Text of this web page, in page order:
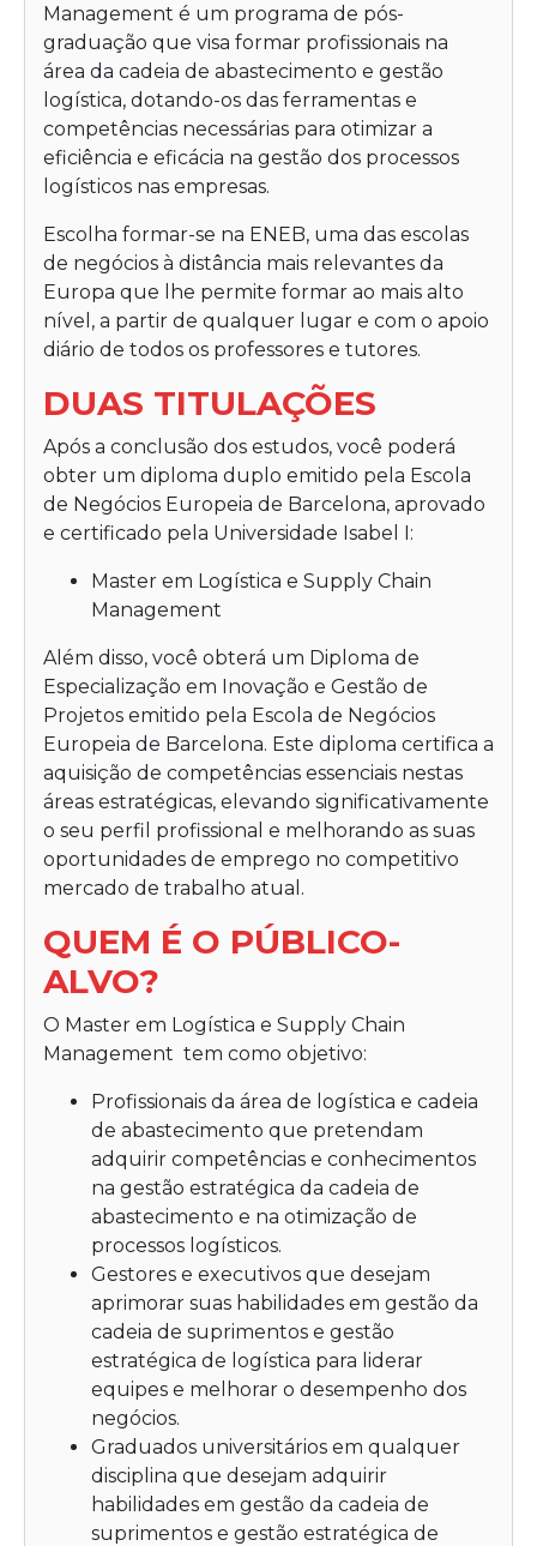
Management é um programa de pós-
graduação que visa formar profissionais na
área da cadeia de abastecimento e gestão
logística, dotando-os das ferramentas e
competências necessárias para otimizar a
eficiência e eficácia na gestão dos processos
logísticos nas empresas.
Escolha formar-se na ENEB, uma das escolas
de negócios à distância mais relevantes da
Europa que lhe permite formar ao mais alto
nível, a partir de qualquer lugar e com o apoio
diário de todos os professores e tutores.
DUAS TITULAÇÕES
Após a conclusão dos estudos, você poderá
obter um diploma duplo emitido pela Escola
de Negócios Europeia de Barcelona, ​​​​aprovado
e certificado pela Universidade Isabel I:
Master em Logística e Supply Chain
Management
Além disso, você obterá um Diploma de
Especialização em Inovação e Gestão de
Projetos emitido pela Escola de Negócios
Europeia de Barcelona. Este diploma certifica a
aquisição de competências essenciais nestas
áreas estratégicas, elevando significativamente
o seu perfil profissional e melhorando as suas
oportunidades de emprego no competitivo
mercado de trabalho atual.
QUEM É O PÚBLICO-
ALVO?
O Master em Logística e Supply Chain
Management tem como objetivo:
Profissionais da área de logística e cadeia
de abastecimento que pretendam
adquirir competências e conhecimentos
na gestão estratégica da cadeia de
abastecimento e na otimização de
processos logísticos.
Gestores e executivos que desejam
aprimorar suas habilidades em gestão da
cadeia de suprimentos e gestão
estratégica de logística para liderar
equipes e melhorar o desempenho dos
negócios.
Graduados universitários em qualquer
disciplina que desejam adquirir
habilidades em gestão da cadeia de
suprimentos e gestão estratégica de